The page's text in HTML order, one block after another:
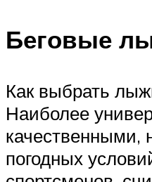
Беговые
Как выбрать
Наиболее
качественными,
погодных